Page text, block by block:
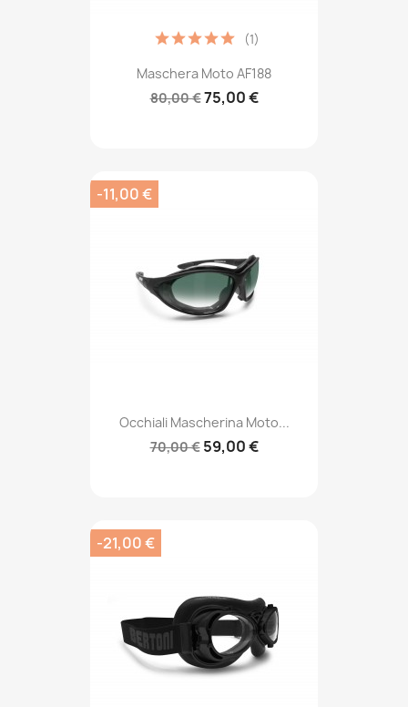
Maschera Moto AF188
80,00 €75,00 €
(1)
Occhiali Mascherina Moto...
70,00 € 59,00 €
-11,00 €
-21,00 €